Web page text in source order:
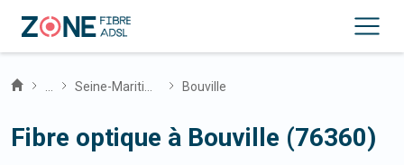
Bouville
Fibre optique à Bouville (76360)